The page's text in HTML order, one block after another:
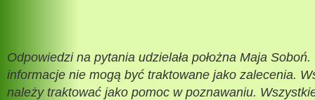
Odpowiedzi na pytania udzielała położna Maja
informacje nie mogą być traktowane jako zalecenia.
należy traktować jako pomoc w poznawaniu.